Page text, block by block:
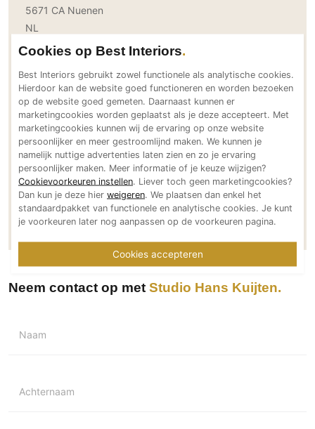
Meubelbeslag
Beton Ciré vloeren
PVC vloeren
Gietvloeren
Houten vloeren
Natuursteen en keramiek vloeren
Vloerkleden
Afwerking
Wandafwerking
Behang / Wandtextiel
5671 CA Nuenen
NL
Bereikbaar via
info@hanskuijten.nl
www.hanskuijten.nl
Social media
Meer over Studio Hans Kuijten
Meer projecten van Studio Hans Kuijten
Neem contact op met Studio Hans Kuijten
Naam
Achternaam
Cookies op Best Interiors
Best Interiors gebruikt zowel functionele als analytische cookies.
Hierdoor kan de website goed functioneren en worden bezoeken
op de website goed gemeten. Daarnaast kunnen er
marketingcookies worden geplaatst als je deze accepteert. Met
marketingcookies kunnen wij de ervaring op onze website
persoonlijker en meer gestroomlijnd maken. We kunnen je
namelijk nuttige advertenties laten zien en zo je ervaring
persoonlijker maken. Meer informatie of je keuze wijzigen?
Cookievoorkeuren instellen. Liever toch geen marketingcookies?
Dan kun je deze hier weigeren. We plaatsen dan enkel het
standaardpakket van functionele en analytische cookies. Je kunt
je voorkeuren later nog aanpassen op de voorkeuren pagina.
Cookies accepteren